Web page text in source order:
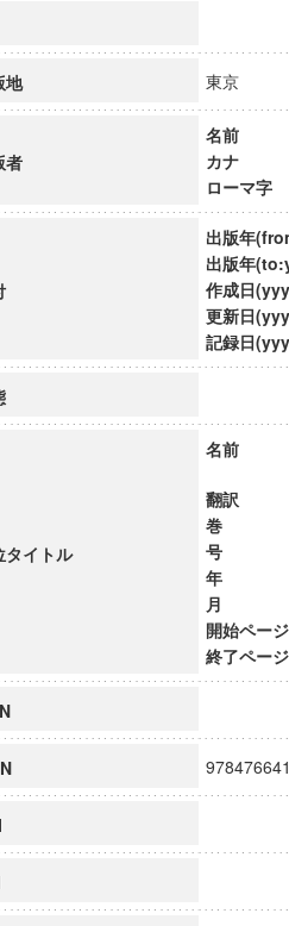
市民社会ガバナンス教育研究センタ
論理と感性の先端的教育研究拠点
超成熟社会発展のサイエンス」
地 東京
者
名前
カナ
ローマ字
出版年
出版年
作成日
更新日
記録日
タイトル
名前
翻訳
巻
号
年
月
開始ページ
終了ページ